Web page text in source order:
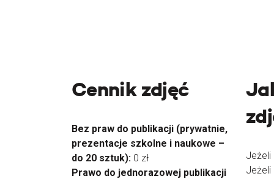
Cennik zdjęć
Bez praw do publikacji (prywatnie,
prezentacje szkolne i naukowe –
do 20 sztuk): 0 zł
Prawo do jednorazowej publikacji